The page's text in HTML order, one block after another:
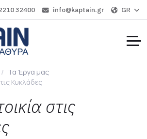
32400 info@kaptain.gr GR
Τα Έργα μας
Κυκλάδες
στις